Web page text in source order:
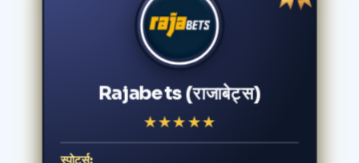
Rajabets (राजाबेट्स)
★★★★★
स्पोर्ट्स: